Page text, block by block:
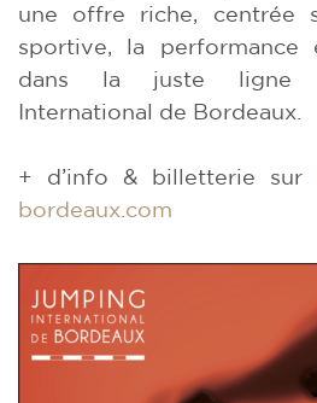
une offre riche, centrée
sportive, la performance
dans la juste ligne
International de Bordeaux.
+ d’info & billetterie sur
bordeaux.com